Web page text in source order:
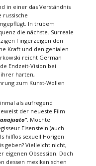
in einer das Verständnis
russische
In trübem
die nächste. Surreale
Fingerzeigen den
Kraft und den genialen
reicht German
Endzeit-Vision bei
harten,
zum Kunst-Wollen
als aufregend
der neueste Film
. Möchte
Eisenstein (auch
hilflos sexuell Hörigen
geben? Vielleicht nicht,
eigenen Obsession. Doch
dessen mexikanischen